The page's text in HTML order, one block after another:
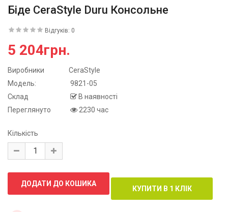
Біде CeraStyle Duru Консольне
Відгуків: 0
5 204грн.
Виробники
CeraStyle
Модель:
9821-05
Склад
В наявності
Переглянуто
2230 час
Кількість